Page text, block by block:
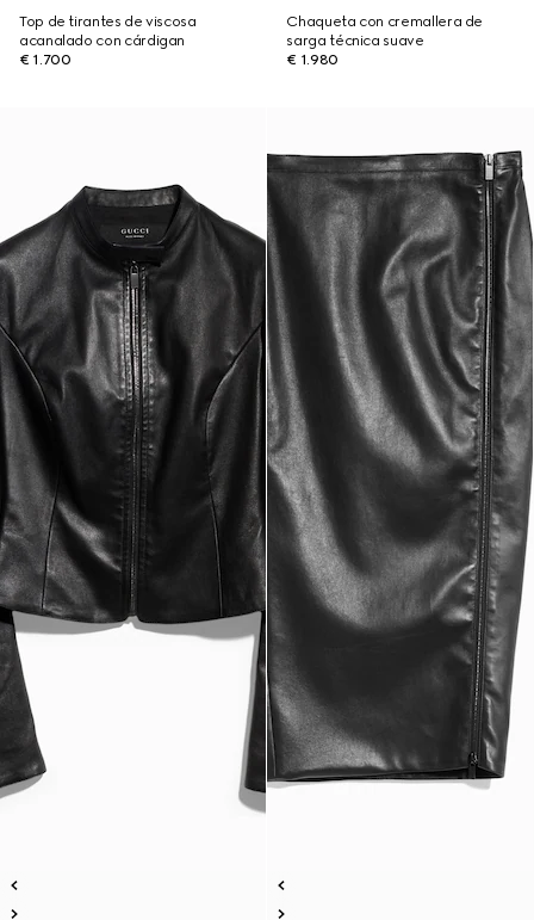
Top de tirantes de viscosa
acanalado con cárdigan
€ 1.700
Chaqueta con cremallera de
sarga técnica suave
€ 1.980